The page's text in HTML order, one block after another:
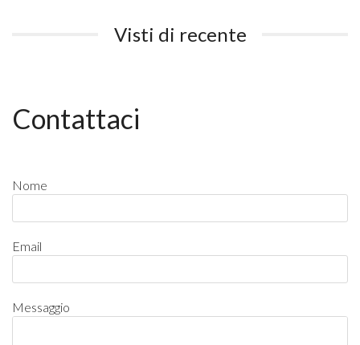
Visti di recente
Contattaci
Nome
Email
Messaggio